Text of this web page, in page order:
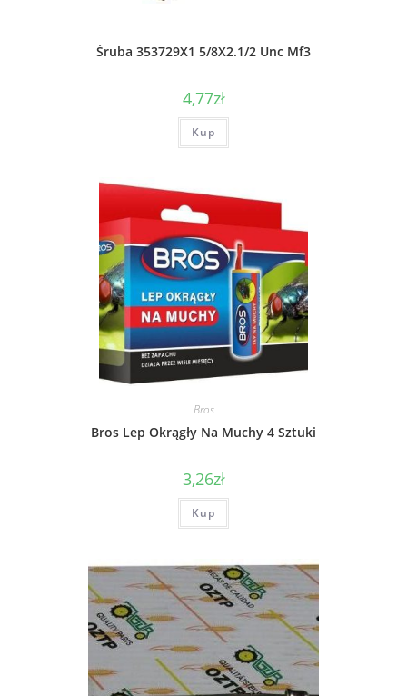
Śruba 353729X1 5/8X2.1/2 Unc Mf3
4,77zł
Kup
Bros
Bros Lep Okrągły Na Muchy 4 Sztuki
3,26zł
Kup